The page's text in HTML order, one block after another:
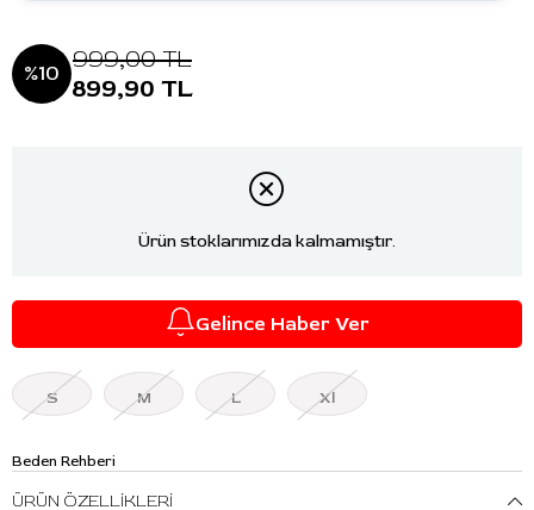
10 999,00 TL
899,90 TL
Ürün stoklarımızda kalmamıştır.
Gelince Haber Ver
S M L Xl
Beden Rehberi
ÜRÜN ÖZELLIKLERI